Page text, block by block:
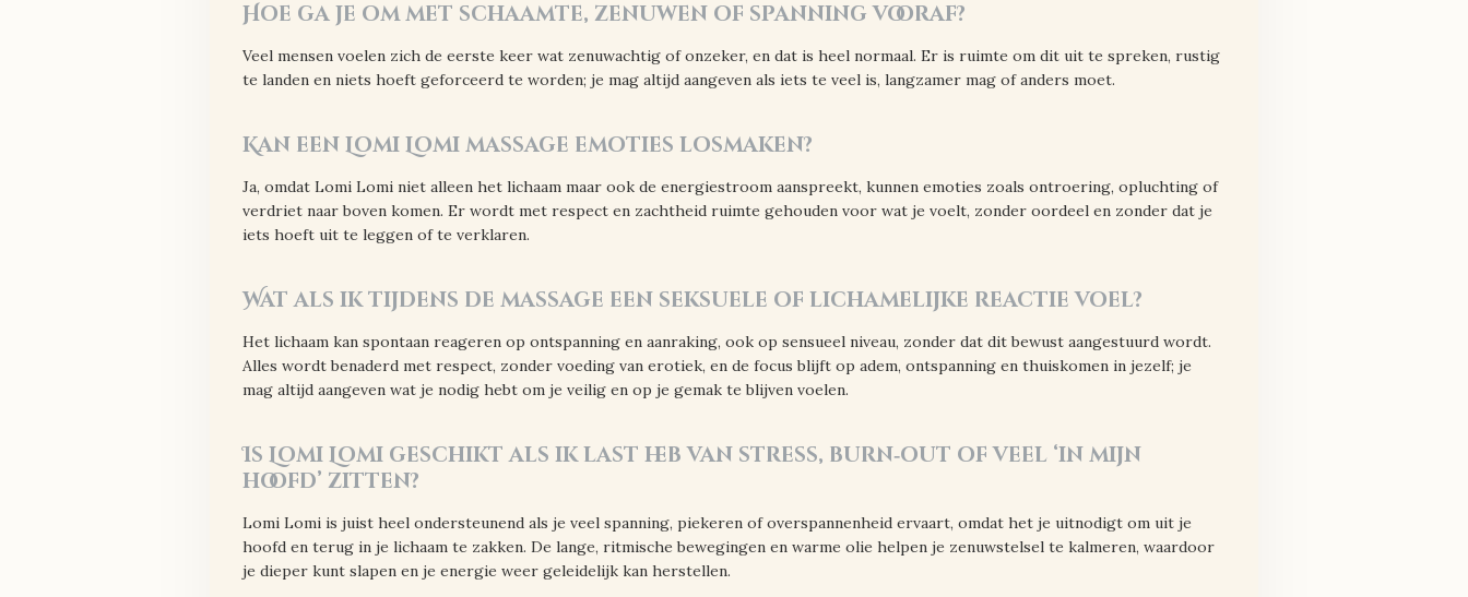
Hoe ga je om met schaamte, zenuwen of spanning vooraf?
Veel mensen voelen zich de eerste keer wat zenuwachtig of onzeker, en dat is heel normaal. Er is ruimte om dit uit te spreken, rustig
te landen en niets hoeft geforceerd te worden; je mag altijd aangeven als iets te veel is, langzamer mag of anders moet.
Kan een Lomi Lomi massage emoties losmaken?
Ja, omdat Lomi Lomi niet alleen het lichaam maar ook de energiestroom aanspreekt, kunnen emoties zoals ontroering, opluchting of
verdriet naar boven komen. Er wordt met respect en zachtheid ruimte gehouden voor wat je voelt, zonder oordeel en zonder dat je
iets hoeft uit te leggen of te verklaren.
Wat als ik tijdens de massage een seksuele of lichamelijke reactie voel?
Het lichaam kan spontaan reageren op ontspanning en aanraking, ook op sensueel niveau, zonder dat dit bewust aangestuurd wordt.
Alles wordt benaderd met respect, zonder voeding van erotiek, en de focus blijft op adem, ontspanning en thuiskomen in jezelf; je
mag altijd aangeven wat je nodig hebt om je veilig en op je gemak te blijven voelen.
Is Lomi Lomi geschikt als ik last heb van stress, burn‑out of veel ‘in mijn
hoofd’ zitten?
Lomi Lomi is juist heel ondersteunend als je veel spanning, piekeren of overspannenheid ervaart, omdat het je uitnodigt om uit je
hoofd en terug in je lichaam te zakken. De lange, ritmische bewegingen en warme olie helpen je zenuwstelsel te kalmeren, waardoor
je dieper kunt slapen en je energie weer geleidelijk kan herstellen.